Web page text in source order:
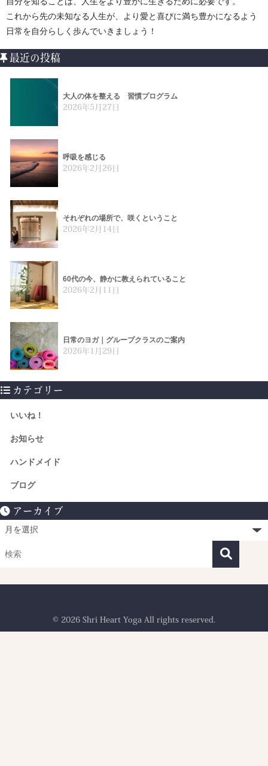
これから先の未知なる人生が、より愛と喜びに満ち豊かになるよう
日常を自分らしく歩んでいきましょう！
最近の投稿
大人の体を整える 習慣プログラム
2026年5月27日
呼吸を感じる
2026年2月26日
それぞれの場所で、咲くということ
2026年2月14日
60代の今、静かに教えられていること
2026年2月11日
日常のヨガ｜グループクラスのご案内
2026年1月29日
カテゴリー
いいね！
お知らせ
ハンドメイド
ブログ
アーカイブ
© 2026 Shri Heart Yoga All rights reserved.